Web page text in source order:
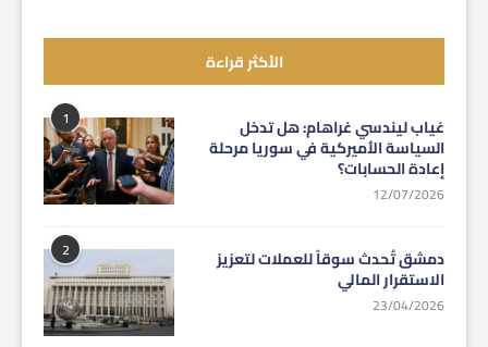
الأكثر قراءة
1 غياب ليندسي غراهام: هل تدخل
السياسة الأميركية في سوريا مرحلة
إعادة الحسابات؟
12/07/2026
2 دمشق تُحدث سوقاً للعملات لتعزيز
الاستقرار المالي
23/04/2026